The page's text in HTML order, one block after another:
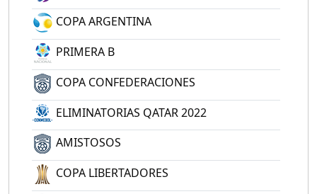
COPA ARGENTINA
PRIMERA B
COPA CONFEDERACIONES
ELIMINATORIAS QATAR 2022
AMISTOSOS
COPA LIBERTADORES